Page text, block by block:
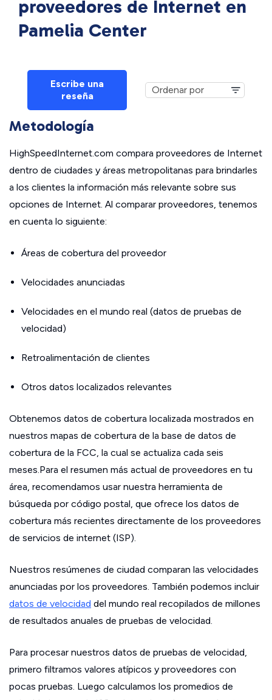
proveedores de Internet en
Pamelia Center
Escribe una
reseña
Metodología
HighSpeedInternet.com compara proveedores de Internet
dentro de ciudades y áreas metropolitanas para brindarles
a los clientes la información más relevante sobre sus
opciones de Internet. Al comparar proveedores, tenemos
en cuenta lo siguiente:
Áreas de cobertura del proveedor
Velocidades anunciadas
Velocidades en el mundo real (datos de pruebas de
velocidad)
Retroalimentación de clientes
Otros datos localizados relevantes
Obtenemos datos de cobertura localizada mostrados en
nuestros mapas de cobertura de la base de datos de
cobertura de la FCC, la cual se actualiza cada seis
meses.Para el resumen más actual de proveedores en tu
área, recomendamos usar nuestra herramienta de
búsqueda por código postal, que ofrece los datos de
cobertura más recientes directamente de los proveedores
de servicios de internet (ISP).
Nuestros resúmenes de ciudad comparan las velocidades
anunciadas por los proveedores. También podemos incluir
datos de velocidad del mundo real recopilados de millones
de resultados anuales de pruebas de velocidad.
Para procesar nuestros datos de pruebas de velocidad,
primero filtramos valores atípicos y proveedores con
pocas pruebas. Luego calculamos los promedios de